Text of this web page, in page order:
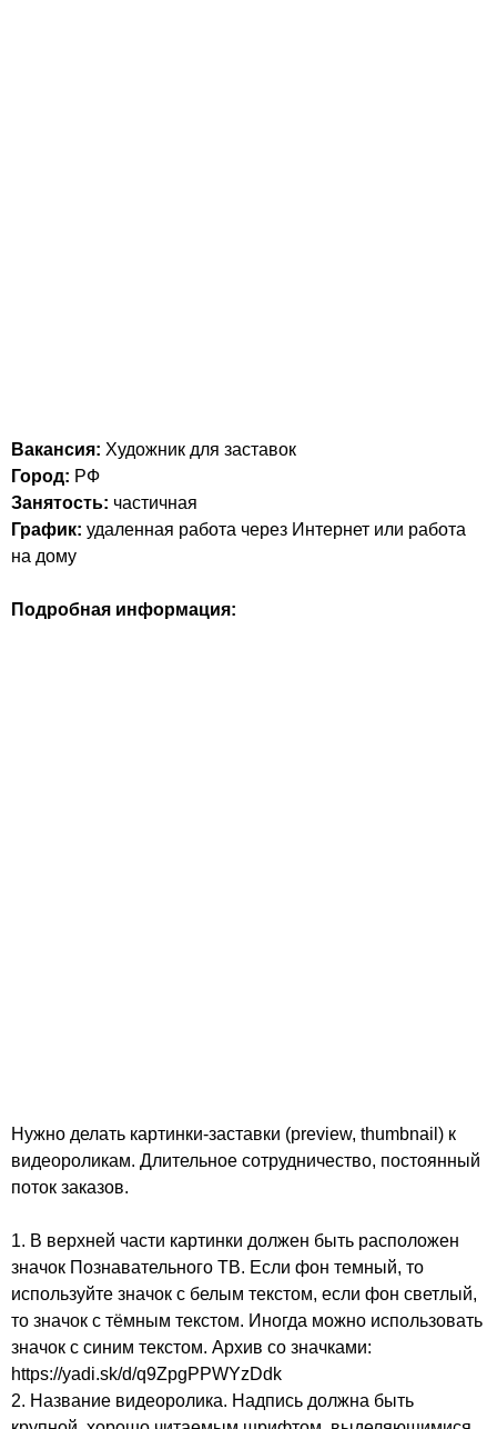
Вакансия: Художник для заставок
Город: РФ
Занятость: частичная
График: удаленная работа через Интернет или работа
на дому
Подробная информация:
Нужно делать картинки-заставки (preview, thumbnail) к
видеороликам. Длительное сотрудничество, постоянный
поток заказов.
1. В верхней части картинки должен быть расположен
значок Познавательного ТВ. Если фон темный, то
используйте значок с белым текстом, если фон светлый,
то значок с тёмным текстом. Иногда можно использовать
значок с синим текстом. Архив со значками:
https://yadi.sk/d/q9ZpgPPWYzDdk
2. Название видеоролика. Надпись должна быть